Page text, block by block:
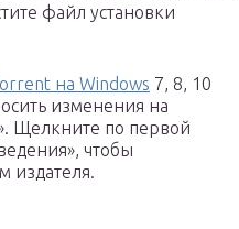
файл установки
на Windows 7, 8, 10
изменения на
Щелкните по первой
чтобы
издателя.